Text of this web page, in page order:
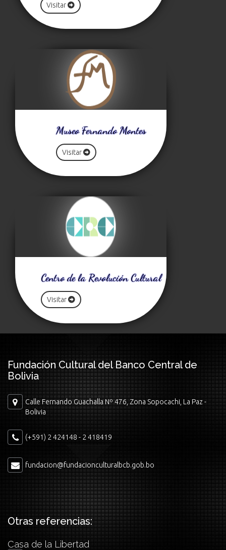
Visitar
Museo Fernando Montes
Visitar
Centro de la Revolución Cultural
Visitar
Fundación Cultural del Banco Central de
Bolivia
Calle Fernando Guachalla Nº 476, Zona Sopocachi, La Paz -
Bolivia
(+591) 2 424148 - 2 418419
fundacion@fundacionculturalbcb.gob.bo
Otras referencias:
Casa de la Libertad